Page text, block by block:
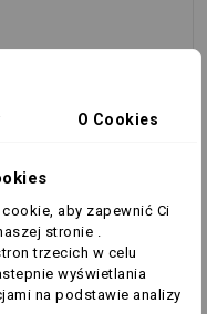
360
Cloud White / Lucid
O Cookies
aby zapewnić Ci
stronie .
trzecich w celu
wyświetlania
na podstawie analizy